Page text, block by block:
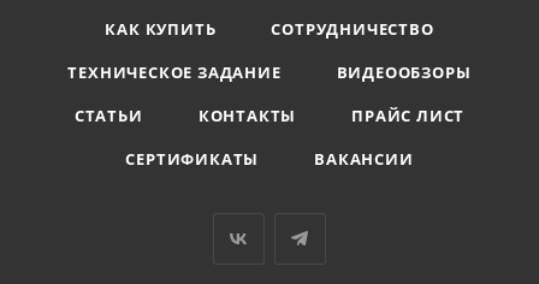
КАК КУПИТЬ
СОТРУДНИЧЕСТВО
ТЕХНИЧЕСКОЕ ЗАДАНИЕ
ВИДЕООБЗОРЫ
СТАТЬИ
КОНТАКТЫ
ПРАЙС ЛИСТ
СЕРТИФИКАТЫ
ВАКАНСИИ